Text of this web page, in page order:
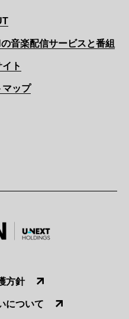
音楽配信サービスと番組
ト
マップ
方針
について